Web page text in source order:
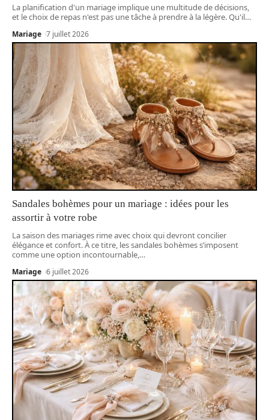
La planification d'un mariage implique une multitude de décisions,
et le choix de repas n'est pas une tâche à prendre à la légère. Qu'il…
Mariage 7 juillet 2026
Sandales bohèmes pour un mariage : idées pour les
assortir à votre robe
La saison des mariages rime avec choix qui devront concilier
élégance et confort. À ce titre, les sandales bohèmes s’imposent
comme une option incontournable,…
Mariage 6 juillet 2026